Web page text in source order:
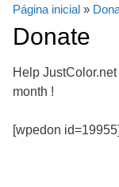
Página inicial »
Donate
Help
month !
[wpedon id=19955]